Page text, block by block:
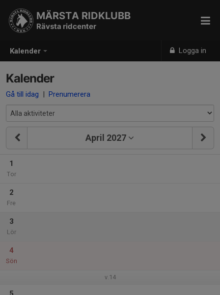
Kalender Logga in
MÄRSTA RIDKLUBB
Rävsta ridcenter
Kalender
Gå till idag | Prenumerera
April 2027
1
Tor
2
Fre
3
Lör
4
Sön
v.14